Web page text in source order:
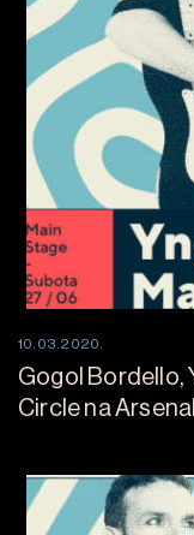
10.03.2020.
Gogol Bordello,
Circle na